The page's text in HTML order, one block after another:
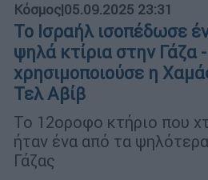
Κόσμος|05.09.2025 23:31
Το Ισραήλ ισοπέδωσε
ψηλά κτίρια στην Γάζα
χρησιμοποιούσε η
Τελ Αβίβ
Το 12οροφο κτήριο που
ήταν ένα από τα
Γάζας